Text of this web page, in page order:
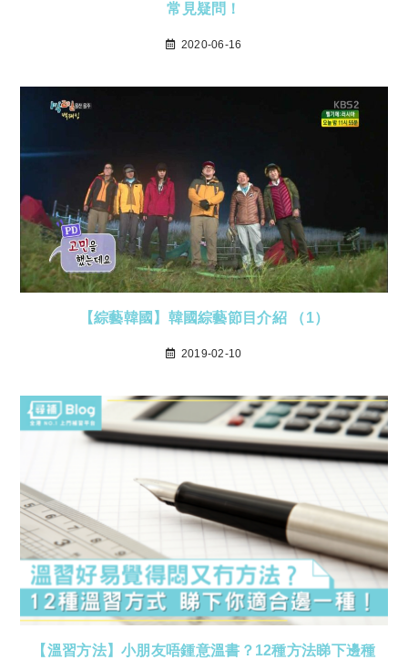
常見疑問！
2020-06-16
【綜藝韓國】韓國綜藝節目介紹 （1）
2019-02-10
【溫習方法】小朋友唔鍾意溫書？12種方法睇下邊種